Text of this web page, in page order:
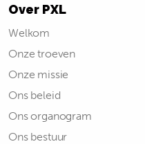
Over PXL
Welkom
Onze troeven
Onze missie
Ons beleid
Ons organogram
Ons bestuur